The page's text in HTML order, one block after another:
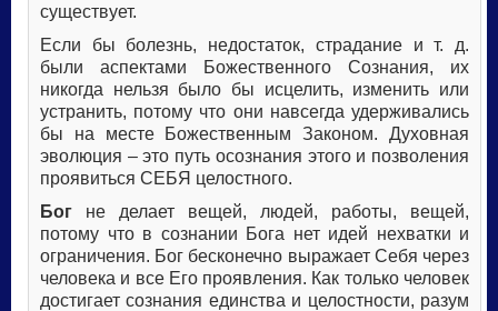
существует.
Если бы болезнь, недостаток, страдание и т. д.
были аспектами Божественного Сознания, их
никогда нельзя было бы исцелить, изменить или
устранить, потому что они навсегда удерживались
бы на месте Божественным Законом. Духовная
эволюция – это путь осознания этого и позволения
проявиться СЕБЯ целостного.
Бог не делает вещей, людей, работы, вещей,
потому что в сознании Бога нет идей нехватки и
ограничения. Бог бесконечно выражает Себя через
человека и все Его проявления. Как только человек
достигает сознания единства и целостности, разум